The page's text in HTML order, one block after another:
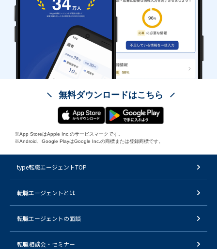
無料ダウンロードはこちら
※App StoreはApple Inc.のサービスマークです。
※Android、Google PlayはGoogle Inc.の商標または登録商標です。
type転職エージェントTOP
転職エージェントとは
転職エージェントの面談
転職相談会・セミナー